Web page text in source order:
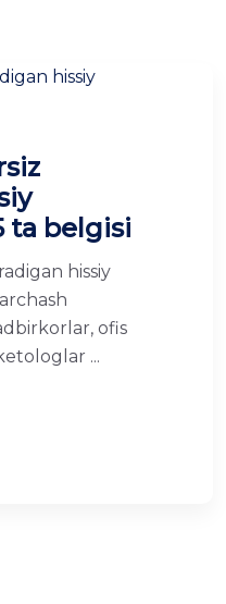
ta belgisi
hissiy
ofis
...